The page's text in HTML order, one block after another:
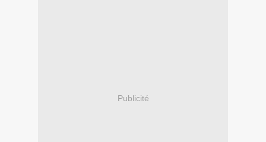
Publicité